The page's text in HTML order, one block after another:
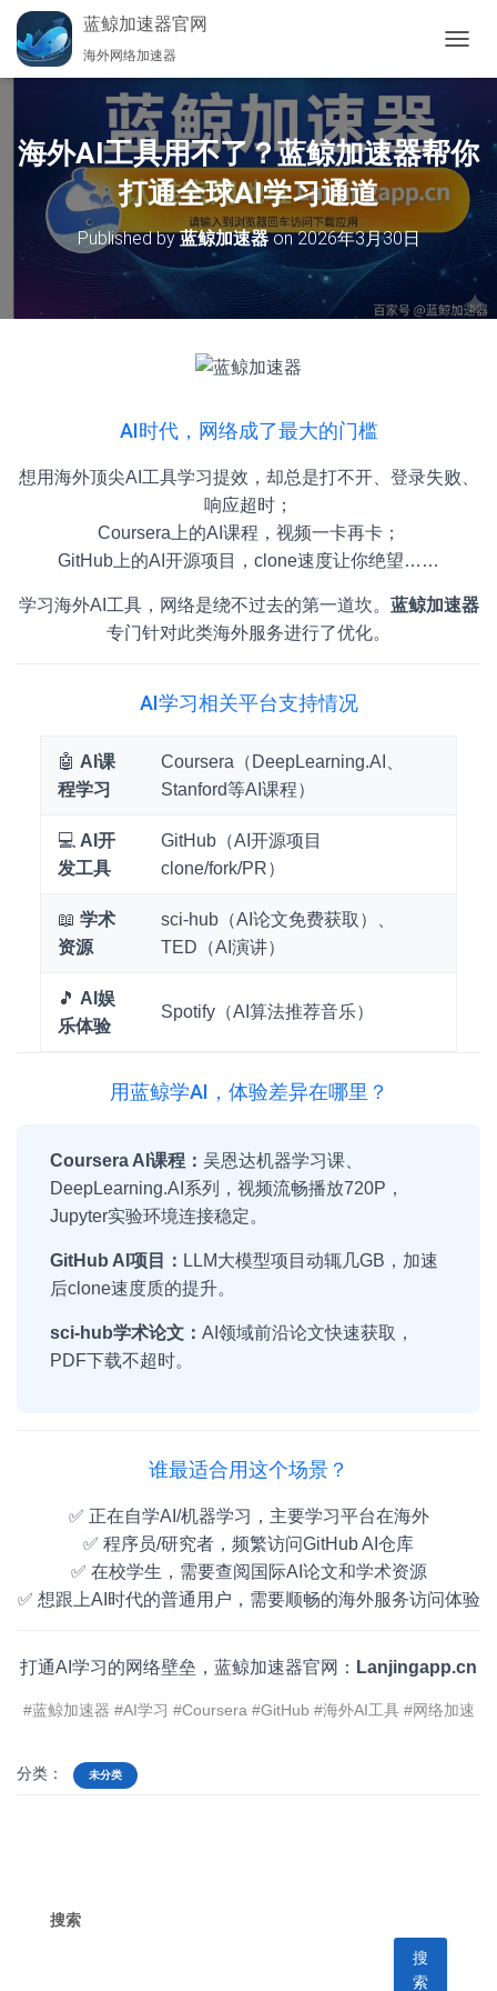
蓝鲸加速器官网
海外网络加速器
换
海外AI工具用不了？蓝鲸加速器帮你
打通全球AI学习通道
Published by蓝鲸加速器on2026年3月30日
AI时代，网络成了最大的门槛
想用海外顶尖AI工具学习提效，却总是打不开、登录失败、
响应超时；
Coursera上的AI课程，视频一卡再卡；
GitHub上的AI开源项目，clone速度让你绝望……
学习海外AI工具，网络是绕不过去的第一道坎。 蓝鲸加速器
专门针对此类海外服务进行了优化。
AI学习相关平台支持情况
🤖 AI课
程学习
Coursera（DeepLearning.AI、
Stanford等AI课程）
💻 AI开
发工具
GitHub（AI开源项目
clone/fork/PR）
📖 学术
资源
sci-hub（AI论文免费获取）、
TED（AI演讲）
🎵 AI娱
乐体验
Spotify（AI算法推荐音乐）
用蓝鲸学AI，体验差异在哪里？
Coursera AI课程： 吴恩达机器学习课、
DeepLearning.AI系列，视频流畅播放720P，
Jupyter实验环境连接稳定。
GitHub AI项目： LLM大模型项目动辄几GB，加速
后clone速度质的提升。
sci-hub学术论文： AI领域前沿论文快速获取，
PDF下载不超时。
谁最适合用这个场景？
✅ 正在自学AI/机器学习，主要学习平台在海外
✅ 程序员/研究者，频繁访问GitHub AI仓库
✅ 在校学生，需要查阅国际AI论文和学术资源
✅ 想跟上AI时代的普通用户，需要顺畅的海外服务访问体验
打通AI学习的网络壁垒，蓝鲸加速器官网： Lanjingapp.cn
#蓝鲸加速器 #AI学习 #Coursera #GitHub #海外AI工具 #网络加速
分类： 未分类
搜索
搜
索